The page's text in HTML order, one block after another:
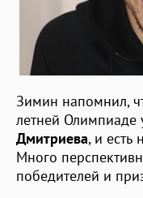
Зимин напомнил,
летней Олимпиаде
Дмитриева, и есть
Много
победителей и